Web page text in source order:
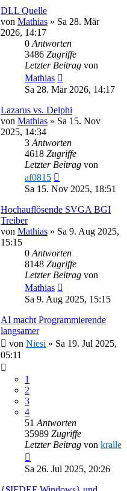
DLL Quelle
von Mathias » Sa 28. Mär
2026, 14:17
0 Antworten
3486 Zugriffe
Letzter Beitrag von
Mathias
Sa 28. Mär 2026, 14:17
Lazarus vs. Delphi
von Mathias » Sa 15. Nov
2025, 14:34
3 Antworten
4618 Zugriffe
Letzter Beitrag von
af0815
Sa 15. Nov 2025, 18:51
Hochauflösende SVGA BGI
Treiber
von Mathias » Sa 9. Aug 2025,
15:15
0 Antworten
8148 Zugriffe
Letzter Beitrag von
Mathias
Sa 9. Aug 2025, 15:15
AI macht Programmierende
langsamer
von Niesi » Sa 19. Jul 2025,
05:11
1
2
3
4
51 Antworten
35989 Zugriffe
Letzter Beitrag von kralle
Sa 26. Jul 2025, 20:26